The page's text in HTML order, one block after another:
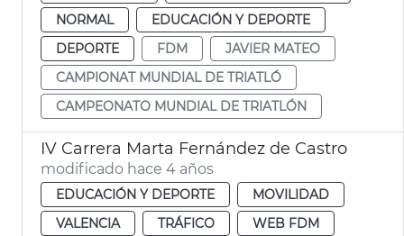
NORMAL
EDUCACIÓN Y DEPORTE
DEPORTE
FDM
JAVIER MATEO
CAMPIONAT MUNDIAL DE TRIATLÓ
CAMPEONATO MUNDIAL DE TRIATLÓN
IV Carrera Marta Fernández de Castro
modificado hace 4 años
EDUCACIÓN Y DEPORTE
MOVILIDAD
VALENCIA
TRÁFICO
WEB FDM